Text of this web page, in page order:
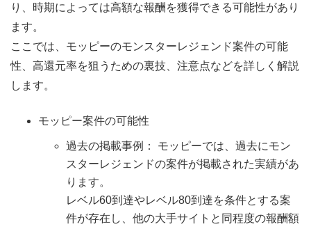
り、時期によっては高額な報酬を獲得できる可能性があり
ます。
ここでは、モッピーのモンスターレジェンド案件の可能
性、高還元率を狙うための裏技、注意点などを詳しく解説
します。
モッピー案件の可能性
過去の掲載事例： モッピーでは、過去にモン
スターレジェンドの案件が掲載された実績があ
ります。
レベル60到達やレベル80到達を条件とする案
件が存在し、他の大手サイトと同程度の報酬額